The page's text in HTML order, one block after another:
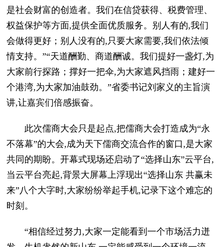
是社会财富的创造者。我们在信贷获得、税费管理、
权益保护等方面,提供全面优质服务。别人有的,我们
会做得更好；别人没有的,只要大家需要,我们依法倾
情支持。”“天道酬勤、商道酬诚。我们提好一盏灯,为
大家前行探路；撑好一把伞,为大家遮风挡雨；建好一
个港湾,为大家加油鼓劲。”省委书记刘家义的主旨演
讲,让嘉宾们倍感振奋。
此次儒商大会只是起点,把儒商大会打造成为“永
不落幕”的大会,成为天下儒商交流合作的窗口,是大家
共同的期盼。开幕式现场还启动了“选择山东”云平台,
当云平台亮起,背景大屏幕上浮现出“选择山东 共赢未
来”八个大字时,大家纷纷举起手机,记录下这个难忘的
时刻。
“相信经过努力,大家一定能看到一个市场活力迸